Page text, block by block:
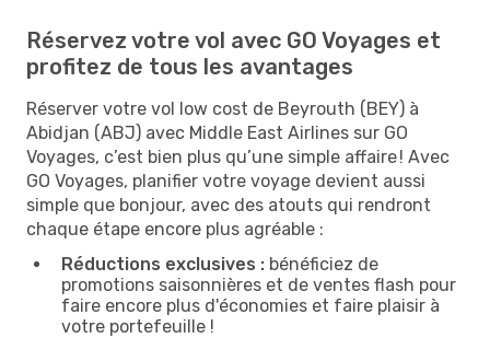
Réservez votre vol avec GO Voyages et
profitez de tous les avantages
Réserver votre vol low cost de Beyrouth (BEY) à
Abidjan (ABJ) avec Middle East Airlines sur GO
Voyages, c’est bien plus qu’une simple affaire ! Avec
GO Voyages, planifier votre voyage devient aussi
simple que bonjour, avec des atouts qui rendront
chaque étape encore plus agréable :
Réductions exclusives : bénéficiez de
promotions saisonnières et de ventes flash pour
faire encore plus d'économies et faire plaisir à
votre portefeuille !